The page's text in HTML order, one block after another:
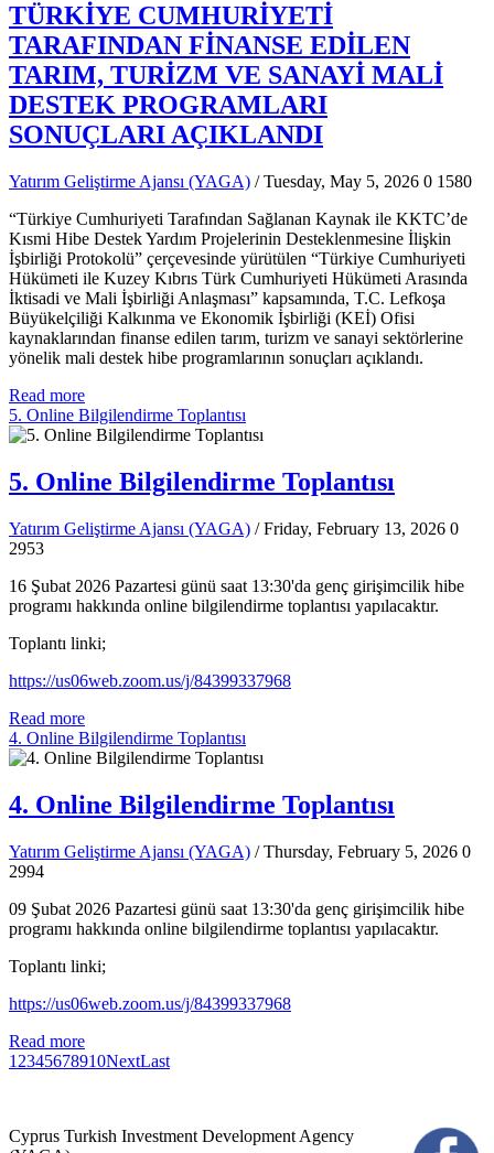
TÜRKİYE CUMHURİYETİ
TARAFINDAN FİNANSE EDİLEN
TARIM, TURİZM VE SANAYİ MALİ
DESTEK PROGRAMLARI
SONUÇLARI AÇIKLANDI
Yatırım Geliştirme Ajansı (YAGA) / Tuesday, May 5, 2026 0 1580
“Türkiye Cumhuriyeti Tarafından Sağlanan Kaynak ile KKTC’de
Kısmi Hibe Destek Yardım Projelerinin Desteklenmesine İlişkin
İşbirliği Protokolü” çerçevesinde yürütülen “Türkiye Cumhuriyeti
Hükümeti ile Kuzey Kıbrıs Türk Cumhuriyeti Hükümeti Arasında
İktisadi ve Mali İşbirliği Anlaşması” kapsamında, T.C. Lefkoşa
Büyükelçiliği Kalkınma ve Ekonomik İşbirliği (KEİ) Ofisi
kaynaklarından finanse edilen tarım, turizm ve sanayi sektörlerine
yönelik mali destek hibe programlarının sonuçları açıklandı.
Read more
5. Online Bilgilendirme Toplantısı
5. Online Bilgilendirme Toplantısı
Yatırım Geliştirme Ajansı (YAGA) / Friday, February 13, 2026 0
2953
16 Şubat 2026 Pazartesi günü saat 13:30'da genç girişimcilik hibe
programı hakkında online bilgilendirme toplantısı yapılacaktır.
Toplantı linki;
https://us06web.zoom.us/j/84399337968
Read more
4. Online Bilgilendirme Toplantısı
4. Online Bilgilendirme Toplantısı
Yatırım Geliştirme Ajansı (YAGA) / Thursday, February 5, 2026 0
2994
09 Şubat 2026 Pazartesi günü saat 13:30'da genç girişimcilik hibe
programı hakkında online bilgilendirme toplantısı yapılacaktır.
Toplantı linki;
https://us06web.zoom.us/j/84399337968
Read more
1 2345678910NextLast
Cyprus Turkish Investment Development Agency